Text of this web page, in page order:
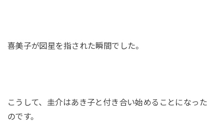
喜美子が図星を指された瞬間でした。
こうして、圭介はあき子と付き合い始めることになった
のです。